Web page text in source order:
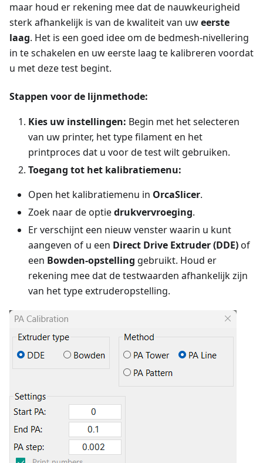
maar houd er rekening mee dat de nauwkeurigheid
sterk afhankelijk is van de kwaliteit van uweerste
laag. Het is een goed idee om de bedmesh-nivellering
in te schakelen en uw eerste laag te kalibreren voordat
u met deze test begint.
Stappen voor de lijnmethode:
Kies uw instellingen: Begin met het selecteren
van uw printer, het type filament en het
printproces dat u voor de test wilt gebruiken.
Toegang tot het kalibratiemenu:
Open het kalibratiemenu in OrcaSlicer.
Zoek naar de optiedrukvervroeging.
Er verschijnt een nieuw venster waarin u kunt
aangeven of u een Direct Drive Extruder (DDE)of
een Bowden-opstelling gebruikt. Houd er
rekening mee dat de testwaarden afhankelijk zijn
van het type extruderopstelling.